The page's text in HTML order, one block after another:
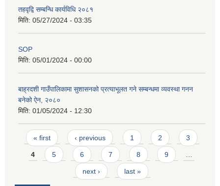
तहवृद्वि सम्बन्धि कार्यविधि २०८१
मिति: 05/27/2024 - 03:35
SOP
मिति: 05/01/2024 - 00:00
बाह्रदशी गाउँपालिकामा सुशासनको प्रत्याभूलत गने सम्बन्धमा व्यवस्था गनन
बनेको ऐन, २०८०
मिति: 01/05/2024 - 12:30
Pages
« first ‹ previous 1 2 3
4 5 6 7 8 9
next › last »